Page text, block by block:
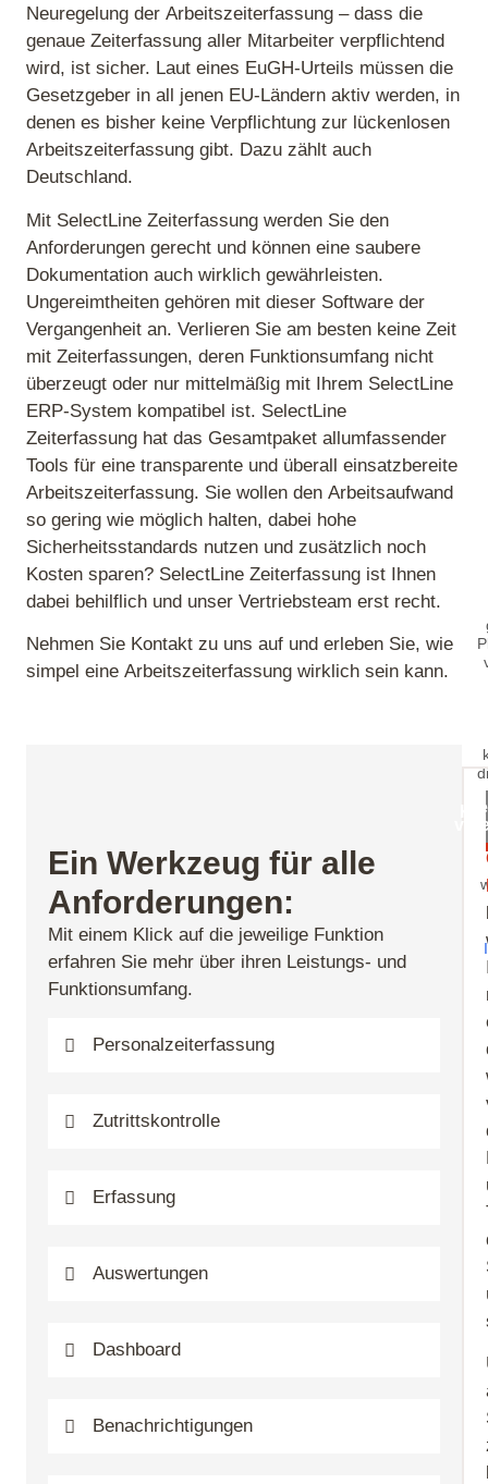
Neuregelung der Arbeitszeiterfassung – dass die
genaue Zeiterfassung aller Mitarbeiter verpflichtend
wird, ist sicher. Laut eines EuGH-Urteils müssen die
Gesetzgeber in all jenen EU-Ländern aktiv werden, in
denen es bisher keine Verpflichtung zur lückenlosen
Arbeitszeiterfassung gibt. Dazu zählt auch
Deutschland.
Mit SelectLine Zeiterfassung werden Sie den
Anforderungen gerecht und können eine saubere
Dokumentation auch wirklich gewährleisten.
Ungereimtheiten gehören mit dieser Software der
Vergangenheit an. Verlieren Sie am besten keine Zeit
mit Zeiterfassungen, deren Funktionsumfang nicht
überzeugt oder nur mittelmäßig mit Ihrem SelectLine
ERP-System kompatibel ist. SelectLine
Zeiterfassung hat das Gesamtpaket allumfassender
Tools für eine transparente und überall einsatzbereite
Arbeitszeiterfassung. Sie wollen den Arbeitsaufwand
so gering wie möglich halten, dabei hohe
Sicherheitsstandards nutzen und zusätzlich noch
Kosten sparen? SelectLine Zeiterfassung ist Ihnen
dabei behilflich und unser Vertriebsteam erst recht.
Nehmen Sie Kontakt zu uns auf und erleben Sie, wie
simpel eine Arbeitszeiterfassung wirklich sein kann.
Ein Werkzeug für alle
Anforderungen:
Mit einem Klick auf die jeweilige Funktion
erfahren Sie mehr über ihren Leistungs- und
Funktionsumfang.
Personalzeiterfassung
Zutrittskontrolle
Erfassung
Auswertungen
Dashboard
Benachrichtigungen